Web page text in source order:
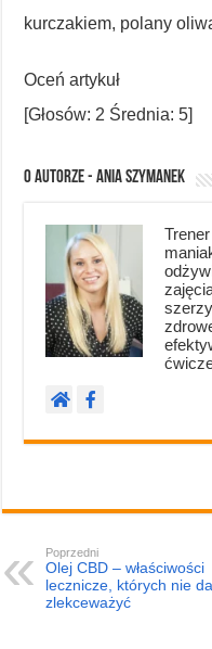
kurczakiem, polany
Oceń artykuł
[Głosów: 2 Średnia:5]
O autorze - Ania Szymanek
Poprzedni
Olej CBD – właściwości
lecznicze, których nie
zlekceważyć